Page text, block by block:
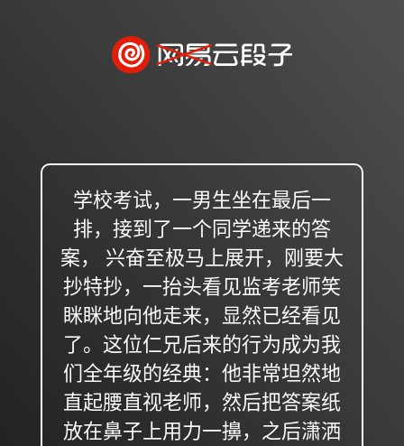
学校考试，一男生坐在最后一
排，接到了一个同学递来的答
案， 兴奋至极马上展开，刚要大
抄特抄，一抬头看见监考老师笑
眯眯地向他走来，显然已经看见
了。这位仁兄后来的行为成为我
们全年级的经典：他非常坦然地
直起腰直视老师，然后把答案纸
放在鼻子上用力一擤，之后潇洒